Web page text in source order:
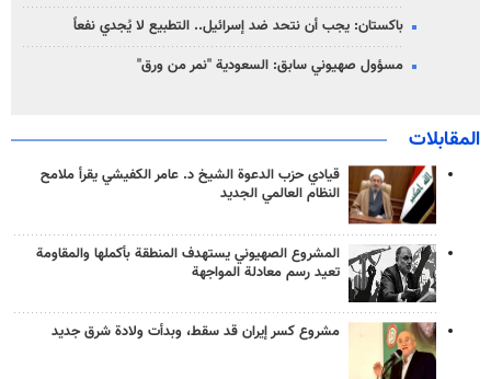
باكستان: يجب أن نتحد ضد إسرائيل.. التطبيع لا يُجدي نفعاً
مسؤول صهيوني سابق: السعودية "نمر من ورق"
المقابلات
قيادي حزب الدعوة الشيخ د. عامر الكفيشي يقرأ ملامح
النظام العالمي الجديد
المشروع الصهيوني يستهدف المنطقة بأكملها والمقاومة
تعيد رسم معادلة المواجهة
مشروع كسر إيران قد سقط، وبدأت ولادة شرق جديد